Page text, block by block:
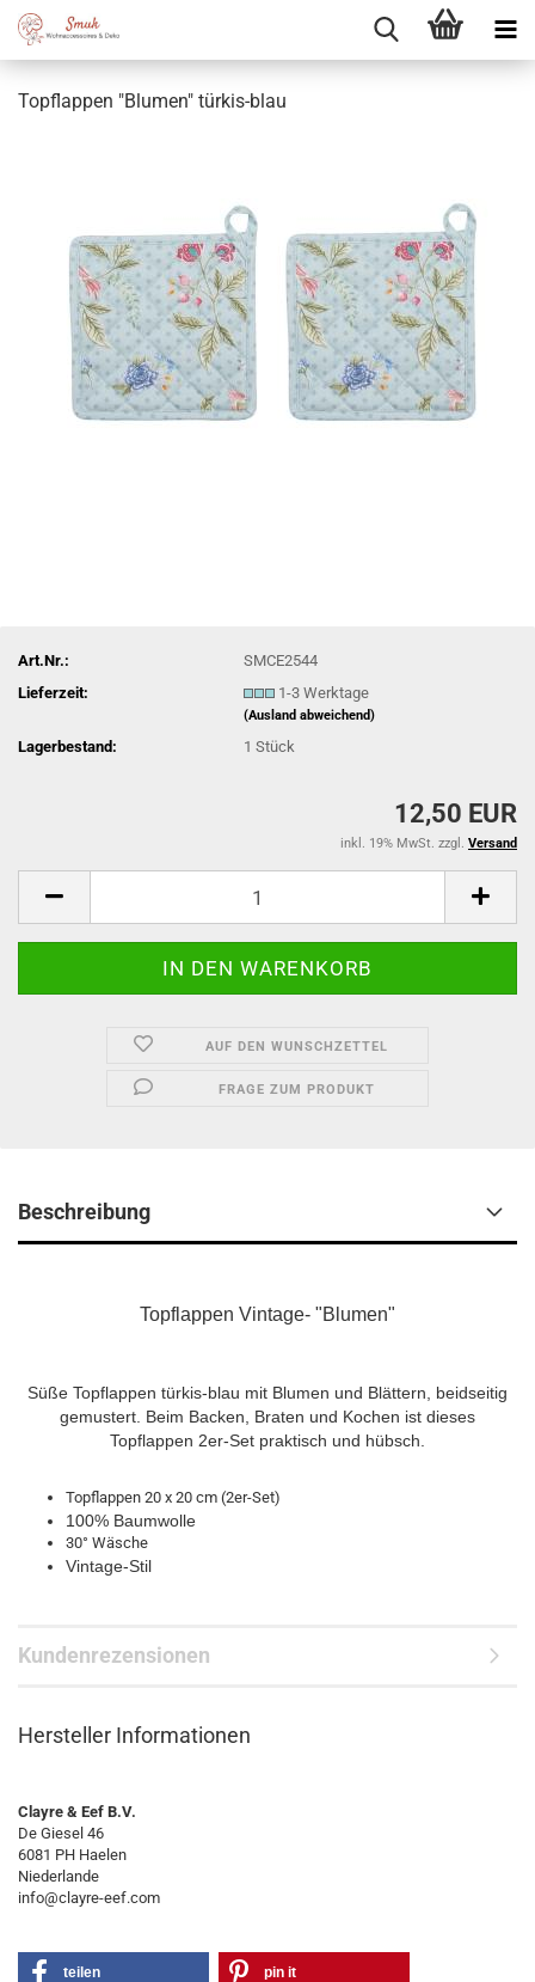
Topflappen "Blumen" türkis-blau
Art.Nr.:
SMCE2544
Lieferzeit:
1-3 Werktage
(Ausland abweichend)
Lagerbestand: 1Stück
12,50 EUR
inkl. 19% MwSt. zzgl. Versand
AUF DEN WUNSCHZETTEL
FRAGE ZUM PRODUKT
Beschreibung
Topflappen Vintage- "Blumen"
Süße Topflappen türkis-blau mit Blumen und Blättern, beidseitig
gemustert. Beim Backen, Braten und Kochen ist dieses
Topflappen 2er-Set praktisch und hübsch.
Topflappen 20 x 20 cm (2er-Set)
100% Baumwolle
30° Wäsche
Vintage-Stil
Kundenrezensionen
Hersteller Informationen
Clayre & Eef B.V.
De Giesel 46
6081 PH Haelen
Niederlande
info@clayre-eef.com
teilen pin it